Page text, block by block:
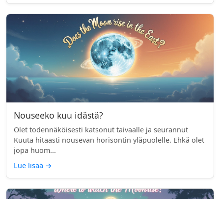
Nouseeko kuu idästä?
Olet todennäköisesti katsonut taivaalle ja seurannut
Kuuta hitaasti nousevan horisontin yläpuolelle. Ehkä olet
jopa huom...
Lue lisää →